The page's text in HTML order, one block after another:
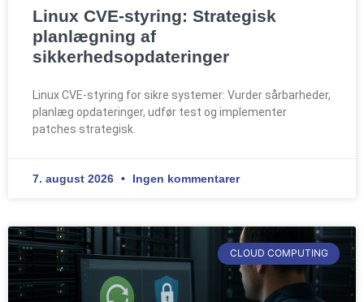
Linux CVE-styring: Strategisk
planlægning af
sikkerhedsopdateringer
Linux CVE-styring for sikre systemer: Vurder sårbarheder,
planlæg opdateringer, udfør test og implementer
patches strategisk.
7. august 2026 Ingen kommentarer
CLOUD COMPUTING